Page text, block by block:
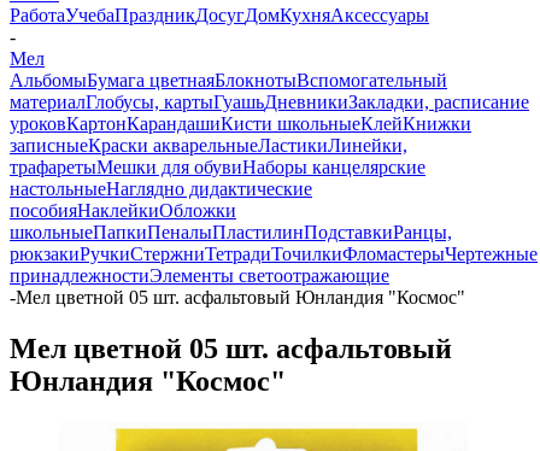
РаботаУчебаПраздникДосугДомКухняАксессуары
-
Мел
АльбомыБумага цветнаяБлокнотыВспомогательный
материалГлобусы, картыГуашьДневникиЗакладки, расписание
уроковКартонКарандашиКисти школьныеКлейКнижки
записныеКраски акварельныеЛастикиЛинейки,
трафаретыМешки для обувиНаборы канцелярские
настольныеНаглядно дидактические
пособияНаклейкиОбложки
школьныеПапкиПеналыПластилинПодставкиРанцы,
рюкзакиРучкиСтержниТетрадиТочилкиФломастерыЧертежные
принадлежностиЭлементы светоотражающие
-Мел цветной 05 шт. асфальтовый Юнландия "Космос"
Мел цветной 05 шт. асфальтовый
Юнландия "Космос"